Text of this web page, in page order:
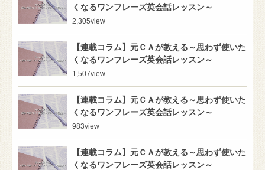
くなるワンフレーズ英会話レッスン～
2,305view
【連載コラム】元ＣＡが教える～思わず使いた
くなるワンフレーズ英会話レッスン～
1,507view
【連載コラム】元ＣＡが教える～思わず使いた
くなるワンフレーズ英会話レッスン～
983view
【連載コラム】元ＣＡが教える～思わず使いた
くなるワンフレーズ英会話レッスン～